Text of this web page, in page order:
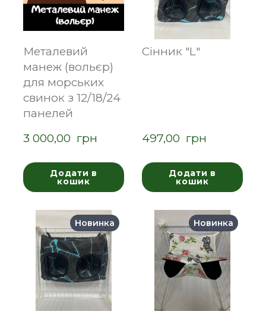
Металевий
манеж (вольєр)
для морських
свинок з 12/18/24
панелей
3 000,00  грн
Додати в
кошик
Сінник "L"
497,00  грн
Додати в
кошик
Новинка Новинка